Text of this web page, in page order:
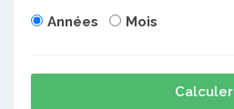
Années Mois
Calculer